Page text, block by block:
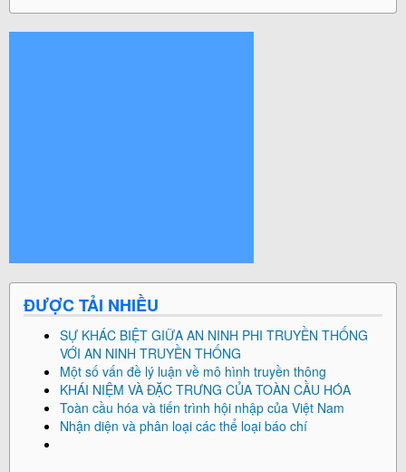
ĐƯỢC TẢI NHIỀU
SỰ KHÁC BIỆT GIỮA AN NINH PHI TRUYỀN THỐNG
VỚI AN NINH TRUYỀN THỐNG
Một số vấn đề lý luận về mô hình truyền thông
KHÁI NIỆM VÀ ĐẶC TRƯNG CỦA TOÀN CẦU HÓA
Toàn cầu hóa và tiến trình hội nhập của Việt Nam
Nhận diện và phân loại các thể loại báo chí